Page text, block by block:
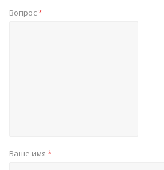
Вопрос*
Ваше имя *